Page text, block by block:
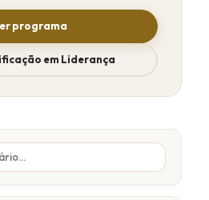
programa
em Liderança